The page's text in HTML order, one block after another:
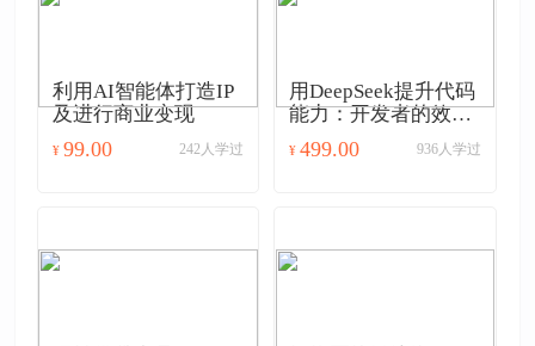
利用AI智能体打造IP
及进行商业变现
¥ 99.00 242人学过
用DeepSeek提升代码
能力：开发者的效能
倍增实战课
¥ 499.00 936人学过